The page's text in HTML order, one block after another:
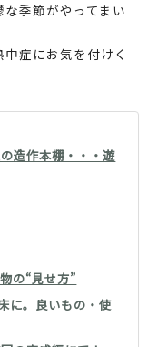
季節がやってまい
症にお気を付けく
造作本棚・・・遊
の“見せ方”
に。良いもの・使